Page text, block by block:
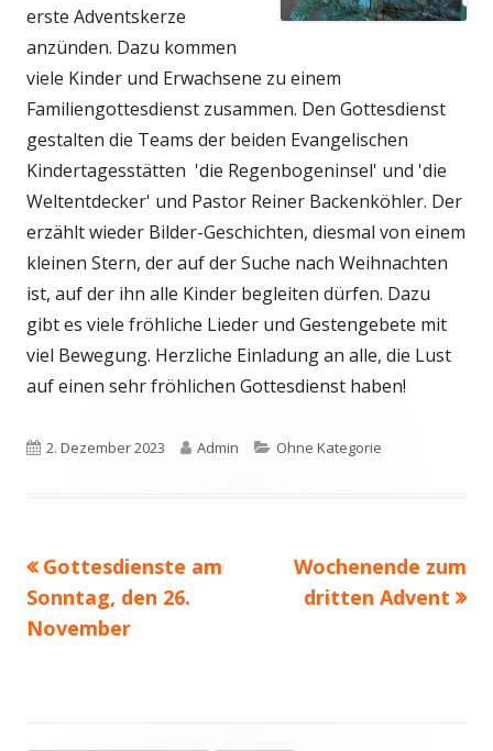
erste Adventskerze
anzünden. Dazu kommen
viele Kinder und Erwachsene zu einem
Familiengottesdienst zusammen. Den Gottesdienst
gestalten die Teams der beiden Evangelischen
Kindertagesstätten 'die Regenbogeninsel' und 'die
Weltentdecker' und Pastor Reiner Backenköhler. Der
erzählt wieder Bilder-Geschichten, diesmal von einem
kleinen Stern, der auf der Suche nach Weihnachten
ist, auf der ihn alle Kinder begleiten dürfen. Dazu
gibt es viele fröhliche Lieder und Gestengebete mit
viel Bewegung. Herzliche Einladung an alle, die Lust
auf einen sehr fröhlichen Gottesdienst haben!
Veröffentlicht
2. Dezember 2023 Autor
Admin Kategorien
Ohne Kategorie
Beitragsnavigation
Vorheriger
Beitrag:
Gottesdienste am
Sonntag, den 26.
November
Nächster
Beitrag
Wochenende zum
dritten Advent